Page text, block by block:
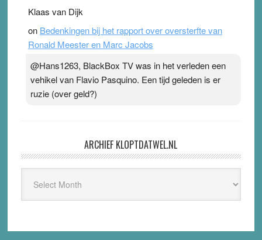
Klaas van Dijk
on Bedenkingen bij het rapport over oversterfte van
Ronald Meester en Marc Jacobs
@Hans1263, BlackBox TV was in het verleden een
vehikel van Flavio Pasquino. Een tijd geleden is er
ruzie (over geld?)
ARCHIEF KLOPTDATWEL.NL
Kloptdatwel.nl